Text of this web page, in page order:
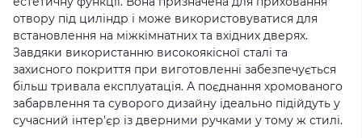
отвору під циліндр і може використовуватися для
встановлення на міжкімнатних та вхідних дверях.
Завдяки використанню високоякісної сталі та
захисного покриття при виготовленні забезпечується
більш тривала експлуатація. А поєднання хромованого
забарвлення та суворого дизайну ідеально підійдуть у
сучасний інтер'єр із дверними ручками у тому ж стилі.